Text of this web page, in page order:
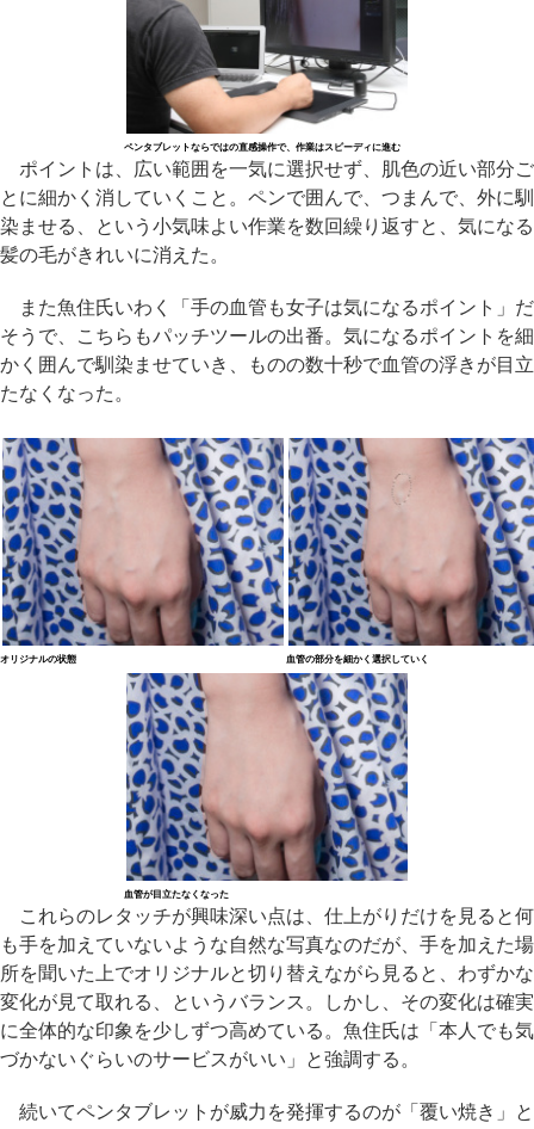
ペンタブレットならではの直感操作で、作業はスピーディに進む
ポイントは、広い範囲を一気に選択せず、肌色の近い部分ご
とに細かく消していくこと。ペンで囲んで、つまんで、外に馴
染ませる、という小気味よい作業を数回繰り返すと、気になる
髪の毛がきれいに消えた。
また魚住氏いわく「手の血管も女子は気になるポイント」だ
そうで、こちらもパッチツールの出番。気になるポイントを細
かく囲んで馴染ませていき、ものの数十秒で血管の浮きが目立
たなくなった。
オリジナルの状態 血管の部分を細かく選択していく
血管が目立たなくなった
これらのレタッチが興味深い点は、仕上がりだけを見ると何
も手を加えていないような自然な写真なのだが、手を加えた場
所を聞いた上でオリジナルと切り替えながら見ると、わずかな
変化が見て取れる、というバランス。しかし、その変化は確実
に全体的な印象を少しずつ高めている。魚住氏は「本人でも気
づかないぐらいのサービスがいい」と強調する。
続いてペンタブレットが威力を発揮するのが「覆い焼き」と